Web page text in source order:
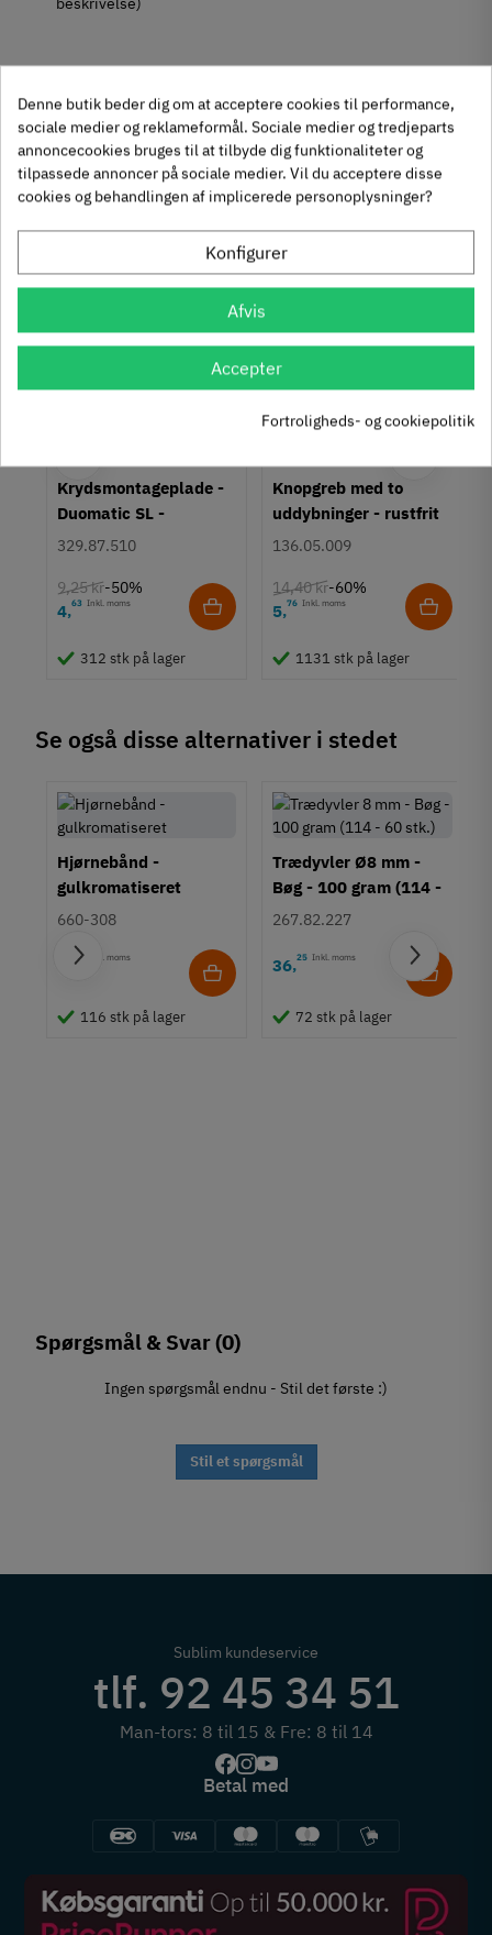
Produktegenskaber
MærkerHaefele
Reference263.00.738
På lager
Anmeldelser
Anmeldelser (0)
Andre købte også
Krydsmontageplade -
Duomatic SL -
Euroskruer
329.87.510
9,25 kr-50%
4,63 Inkl. moms
312 stk på lager
Knopgreb med to
uddybninger - rustfrit
stål
136.05.009
14,40 kr-60%
5,76 Inkl. moms
1131 stk på lager
Se også disse alternativer i stedet
Hjørnebånd -
gulkromatiseret
660-308
00 Inkl. moms
116 stk på lager
Trædyvler Ø8 mm -
Bøg - 100 gram (114 -
60 stk.)
267.82.227
36,25 Inkl. moms
72 stk på lager
Spørgsmål & Svar(0)
Ingen spørgsmål endnu - Stil det første :)
Stil et spørgsmål
Sublim kundeservice
tlf. 92 45 34 51
Man-tors: 8 til 15 & Fre: 8 til 14
Betal med
Denne butik beder dig om at acceptere cookies til performance,
sociale medier og reklameformål. Sociale medier og tredjeparts
annoncecookies bruges til at tilbyde dig funktionaliteter og
tilpassede annoncer på sociale medier. Vil du acceptere disse
cookies og behandlingen af implicerede personoplysninger?
Konfigurer
Afvis
Accepter
Fortroligheds- og cookiepolitik